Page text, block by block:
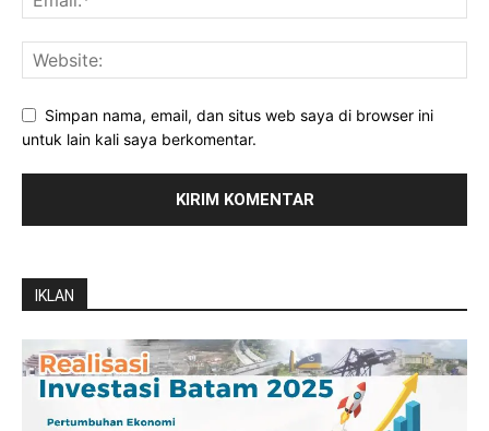
Simpan nama, email, dan situs web saya di browser ini
untuk lain kali saya berkomentar.
IKLAN